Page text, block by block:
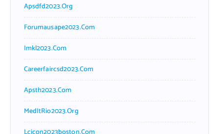
Apsdfd2023.org
Forumausape2023.com
Imkl2023.com
Careerfaircsd2023.com
Apsth2023.com
MedItRio2023.org